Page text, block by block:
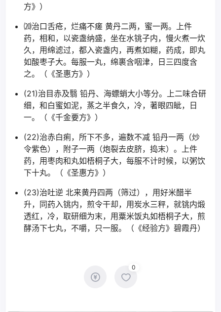
方》）
⒇治口舌疮，烂痛不瘥 黄丹二两，蜜一两。上件
药，相和，以瓷盏纳盛，坐在水铫子内，慢火煮一炊
久，用绵滤过，都入瓷盏内，再煮如糊，药成，即丸
如酸枣子大。每服一丸，绵裹含咽津，日三四度含
之。（《圣惠方》）
(21)治目赤及翳 铅丹、海螵蛸大小等分。上二味合研
细，和白蜜如泥，蒸之半食久，冷，著眼四眦，日
一。（《千金要方》）
(22)治赤白痢，所下不多，遍数不减 铅丹一两（炒
令紫色），附子一两（炮裂去皮脐，捣末）。上件
药，用枣肉和丸如梧桐子大，每服不计时候，以粥饮
下十丸。（《圣惠方》）
(23)治吐逆 北来黄丹四两（筛过），用好米醋半
升，同药入铫内，煎令干却，用炭水三秤，就铫内煅
透红，冷，取研细为末，用粟米饭丸如梧桐子大，煎
酵汤下七丸，不嚼，只一服。（《经验方》碧霞丹）
0